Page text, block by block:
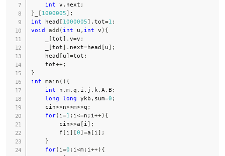
int v , next ;
}
[ 1000005] ;
int head [ 1000005] , tot=1 ;
void add ( int u , int v ) {
[tot] . v=v ;
[tot] . next=head [ u] ;
    head
[ u]=tot ;
    tot
++;
}
int main ( ) {
int n , m , q , i , j , k , A , B ;
long long ykb , sum=0 ;
    cin
>>n>>m>>q ;
for( i =1 ; i <=n ; i ++) {
        cin
>>a [ i ] ;
        f
[ i ] [0]=a [ i ] ;
}
for( i =0 ; i <m ; i ++) {